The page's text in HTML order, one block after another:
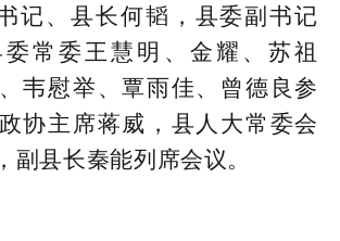
记、县长何韬，县委副书记
常委王慧明、金耀、苏祖
韦慰举、覃雨佳、曾德良参
协主席蒋威，县人大常委会
副县长秦能列席会议。